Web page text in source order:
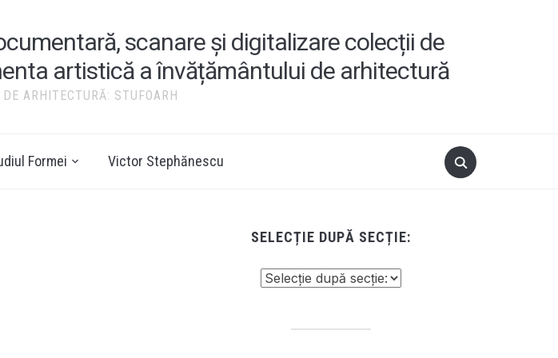
scanare și digitalizare colecții de
artistică a învățământului de arhitectură
ARHITECTURĂ: STUFOARH
Formei Victor Stephănescu
SELECȚIE DUPĂ SECȚIE: